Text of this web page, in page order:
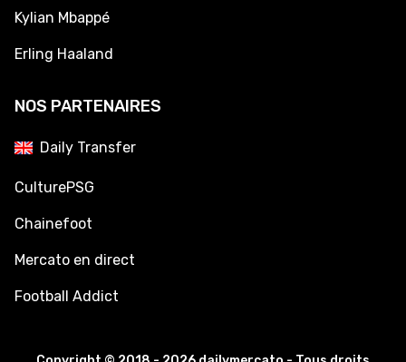
Kylian Mbappé
Erling Haaland
NOS PARTENAIRES
Daily Transfer
CulturePSG
Chainefoot
Mercato en direct
Football Addict